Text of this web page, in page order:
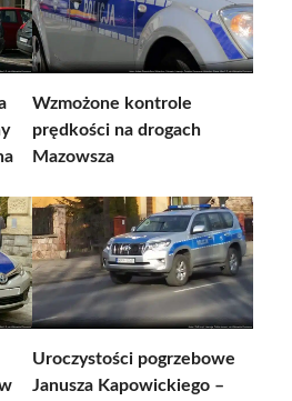
Wzmożone kontrole
prędkości na drogach
Mazowsza
Uroczystości pogrzebowe
Janusza Kapowickiego –